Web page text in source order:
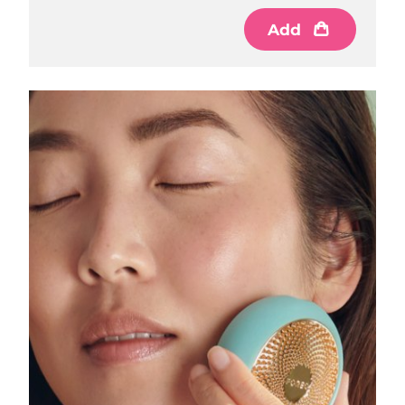
Add
Entrega prevista 09/08/2026
Entrega prevista12/08/2026
Entrega prevista 09/08/2026
México Entrega prevista13/08/2026
Entrega prevista10/08/2026
Países Baixos Entrega prevista 09/08/2026
Nova Zelândia Entrega prevista09/08/2026
Noruega Entrega prevista 09/08/2026